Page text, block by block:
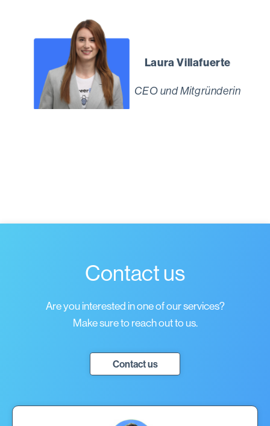
Laura Villafuerte
CEO undMitgründerin
Contact us
Are you interested in one of our services?
Make sure to reach out to us.
Contact us